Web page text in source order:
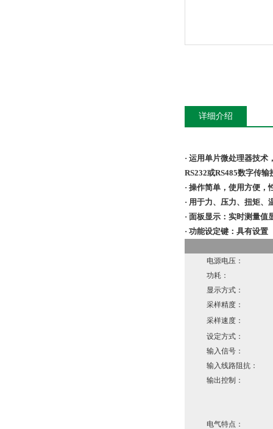
详细介绍
· 运用单片微处理器技
RS232或RS485数字传
· 操作简单，使用方便，
· 用于力、压力、扭矩
· 面板显示：实时测量值
· 功能设定键：具有设
电源电压：
功耗：
显示方式：
采样精度：
采样速度：
设定方式：
输入信号：
输入线路阻抗：
输出控制：
电气特点：